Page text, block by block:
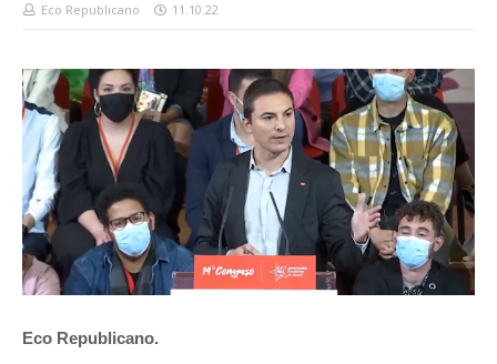
Eco Republicano 11.10.22
Eco Republicano.